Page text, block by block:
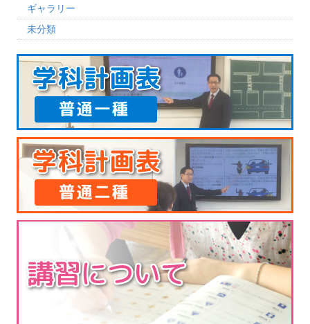
ギャラリー
未分類